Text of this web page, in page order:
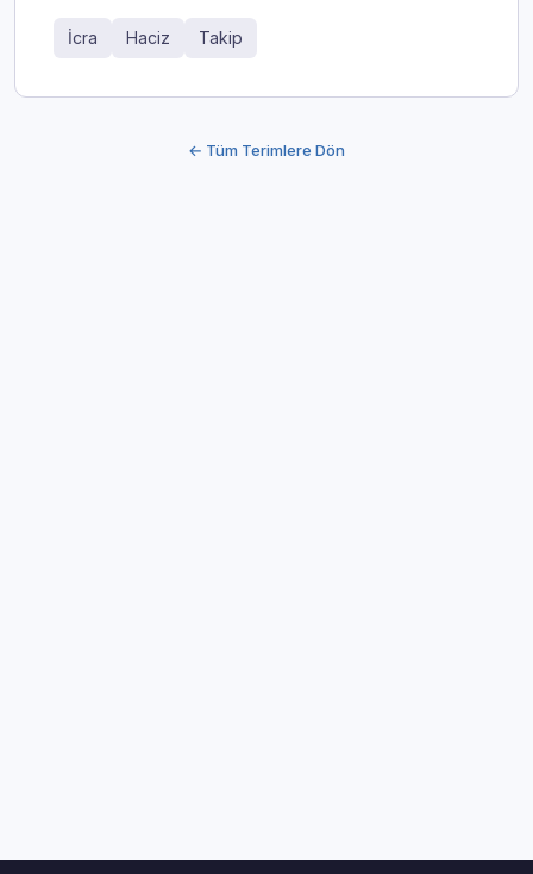
İcra Haciz Takip
← Tüm Terimlere Dön